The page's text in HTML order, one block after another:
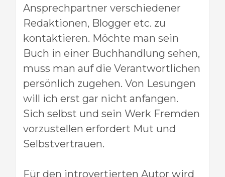
Ansprechpartner verschiedener
Redaktionen, Blogger etc. zu
kontaktieren. Möchte man sein
Buch in einer Buchhandlung sehen,
muss man auf die Verantwortlichen
persönlich zugehen. Von Lesungen
will ich erst gar nicht anfangen.
Sich selbst und sein Werk Fremden
vorzustellen erfordert Mut und
Selbstvertrauen.
Für den introvertierten Autor wird